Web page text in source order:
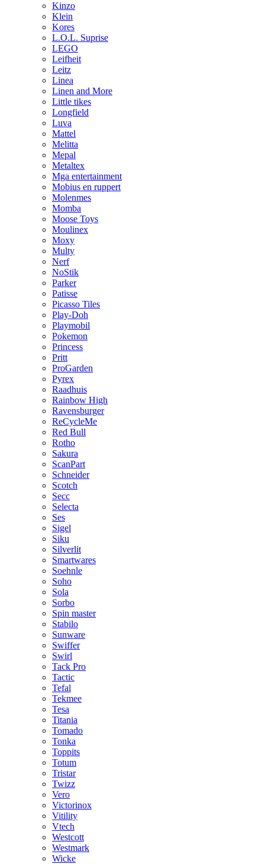
Kinzo
Klein
Kores
L.O.L. Suprise
LEGO
Leifheit
Leitz
Linea
Linen and More
Little tikes
Longfield
Luva
Mattel
Melitta
Mepal
Metaltex
Mga entertainment
Mobius en ruppert
Molenmes
Momba
Moose Toys
Moulinex
Moxy
Multy
Nerf
NoStik
Parker
Patisse
Picasso Tiles
Play-Doh
Playmobil
Pokemon
Princess
Pritt
ProGarden
Pyrex
Raadhuis
Rainbow High
Ravensburger
ReCycleMe
Red Bull
Rotho
Sakura
ScanPart
Schneider
Scotch
Secc
Selecta
Ses
Sigel
Siku
Silverlit
Smartwares
Soehnle
Soho
Sola
Sorbo
Spin master
Stabilo
Sunware
Swiffer
Swirl
Tack Pro
Tactic
Tefal
Tekmee
Tesa
Titania
Tomado
Tonka
Toppits
Totum
Tristar
Twizz
Vero
Victorinox
Vitility
Vtech
Westcott
Westmark
Wicke